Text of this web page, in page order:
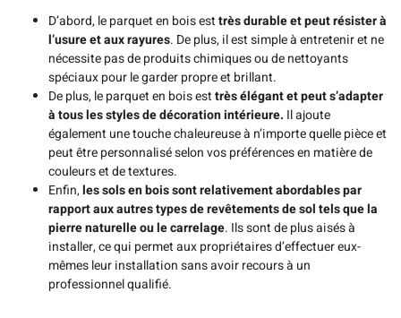
D’abord, le parquet en bois esttrès durable et peut résister à
l’usure et aux rayures. De plus, il est simple à entretenir et ne
nécessite pas de produits chimiques ou de nettoyants
spéciaux pour le garder propre et brillant.
De plus, le parquet en bois esttrès élégant et peut s’adapter
à tous les styles de décoration intérieure. Il ajoute
également une touche chaleureuse à n’importe quelle pièce et
peut être personnalisé selon vos préférences en matière de
couleurs et de textures.
Enfin,les sols en bois sont relativement abordables par
rapport aux autres types de revêtements de sol tels que la
pierre naturelle ou le carrelage. Ils sont de plus aisés à
installer, ce qui permet aux propriétaires d’effectuer eux-
mêmes leur installation sans avoir recours à un
professionnel qualifié.